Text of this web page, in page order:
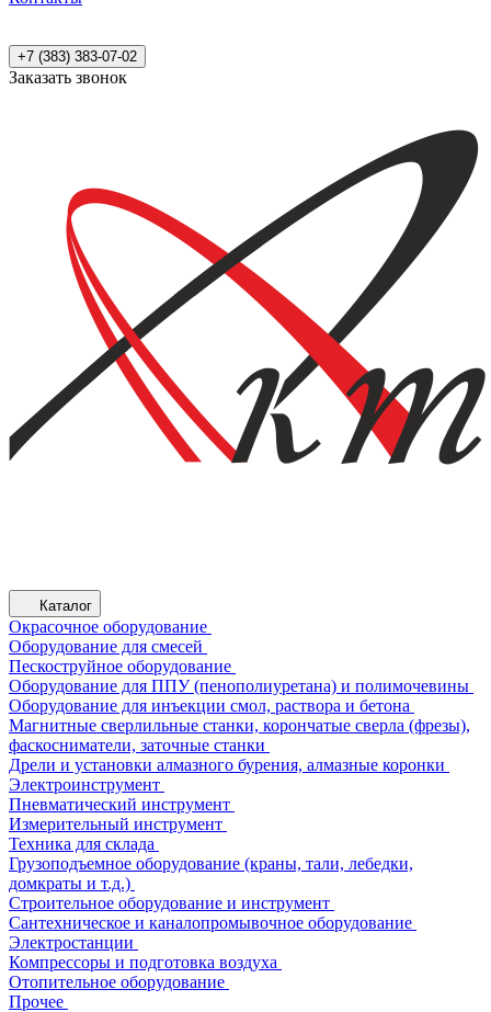
+7 (383) 383-07-02
Заказать звонок
Каталог
Окрасочное оборудование
Оборудование для смесей
Пескоструйное оборудование
Оборудование для ППУ (пенополиуретана) и полимочевины
Оборудование для инъекции смол, раствора и бетона
Магнитные сверлильные станки, корончатые сверла (фрезы),
фаскосниматели, заточные станки
Дрели и установки алмазного бурения, алмазные коронки
Электроинструмент
Пневматический инструмент
Измерительный инструмент
Техника для склада
Грузоподъемное оборудование (краны, тали, лебедки,
домкраты и т.д.)
Строительное оборудование и инструмент
Сантехническое и каналопромывочное оборудование
Электростанции
Компрессоры и подготовка воздуха
Отопительное оборудование
Прочее